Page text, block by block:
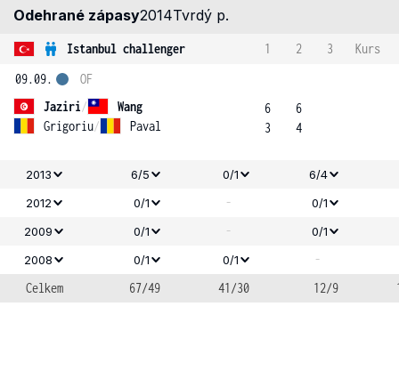
Odehrané zápasy2014Tvrdý p.
Istanbul challenger 1 2 3
Kurs
09.09.
Jaziri/
Wang
Grigoriu/ Paval
OF
6
3
6
4
2013 6/5 0/1
6/4
2012
0/1 -
0/1
2009
0/1 -
0/1
2008
0/1 0/1
-
Celkem
67/49 41/30 12/9